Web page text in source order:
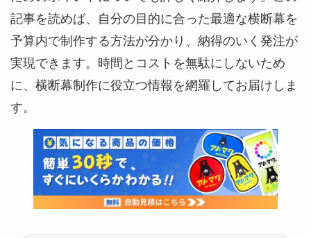
記事を読めば、自分の目的に合った最適な横断幕を
予算内で制作する方法が分かり、納得のいく発注が
実現できます。時間とコストを無駄にしないため
に、横断幕制作に役立つ情報を網羅してお届けしま
す。